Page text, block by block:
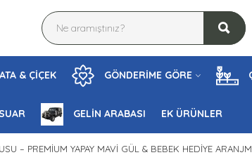
& ÇİÇEK GÖNDERİME GÖRE
GELİN ARABASI EK ÜRÜNLER
– PREMIUM YAPAY MAVI GÜL & BEBEK HEDIYE